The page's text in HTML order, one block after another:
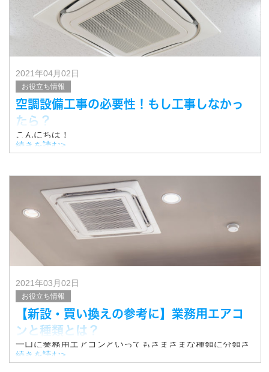
2021年04月02日
お役立ち情報
空調設備工事の必要性！もし工事しなかっ
たら？
こんにちは！
岐阜市で空調設備工事を行なっております河合冷熱有限会
社です。
■空調設備工事とは？
空調設備工事とは、空調設備の取り付けや配管工
続きを読む>
2021年03月02日
お役立ち情報
【新設・買い換えの参考に】業務用エアコ
ンと種類とは？
一口に業務用エアコンといってもさまざまな種類に分類さ
れます。
それぞれに特徴があり、使用環境や用途に合わせたエアコ
続きを読む>